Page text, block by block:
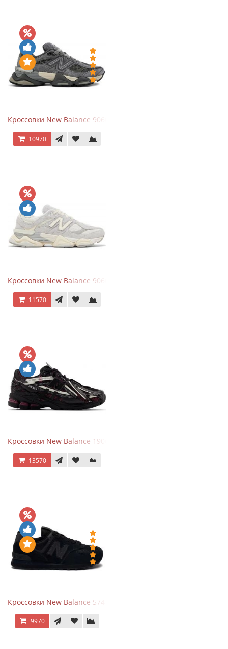
Кроссовки New Balance 9060 x Joe Freshgoods Dark Grey
10970
Кроссовки New Balance 9060 Quartz Grey
11570
Кроссовки New Balance 1906A Dragon Berry
13570
Кроссовки New Balance 574 All Black
9970